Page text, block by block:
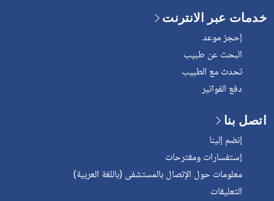
خدمات عبر الانترنت
إحجز موعد
البحث عن طبيب
تحدث مع الطبيب
دفع الفواتير
اتصل بنا
إنضم إلينا
إستفسارات ومقترحات
معلومات حول الإتصال بالمستشفى (باللغة العربية)
التعليقات